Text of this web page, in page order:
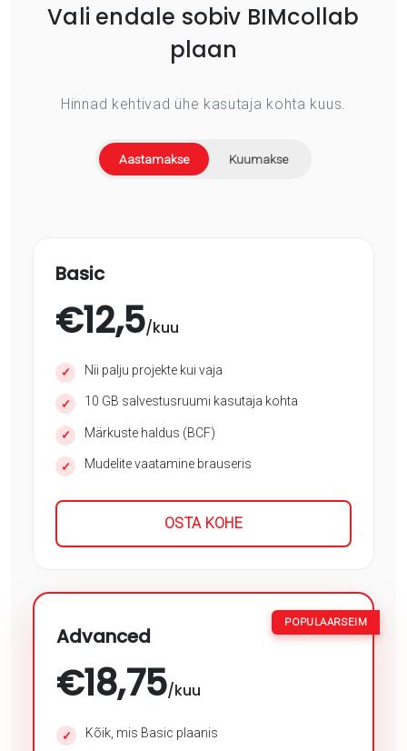
Vali endale sobiv BIMcollab
plaan
Hinnad kehtivad ühe kasutaja kohta kuus.
Aastamakse Kuumakse
Basic
€12,5/kuu
✓ Nii palju projekte kui vaja
✓ 10 GB salvestusruumi kasutaja kohta
✓ Märkuste haldus (BCF)
✓ Mudelite vaatamine brauseris
OSTA KOHE
POPULAARSEIM
Advanced
€18,75/kuu
✓ Kõik, mis Basic plaanis